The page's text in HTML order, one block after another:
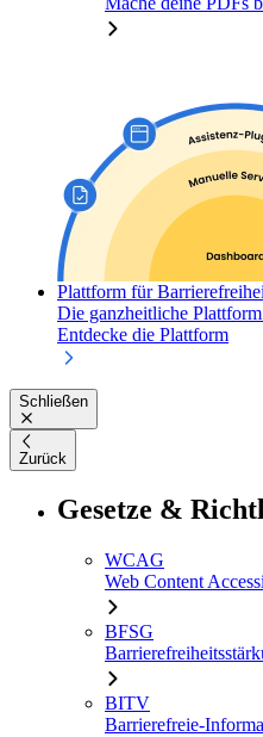
Plattform für
Die ganzheitliche
Entdecke die Plattform
Schließen
Zurück
Gesetze &
WCAG
Web Content
BFSG
BITV
Barrierefreie-